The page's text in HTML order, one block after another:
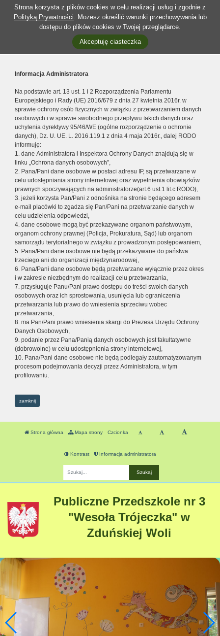
Strona korzysta z plików cookies w celu realizacji usług i zgodnie z
Polityką Prywatności. Możesz określić warunki przechowywania lub
dostępu do plików cookies w Twojej przeglądarce.
Akceptuję ciasteczka
Informacja Administratora
Na podstawie art. 13 ust. 1 i 2 Rozporządzenia Parlamentu
Europejskiego i Rady (UE) 2016/679 z dnia 27 kwietnia 2016r. w
sprawie ochrony osób fizycznych w związku z przetwarzaniem danych
osobowych i w sprawie swobodnego przepływu takich danych oraz
uchylenia dyrektywy 95/46/WE (ogólne rozporządzenie o ochronie
danych), Dz. U. UE. L. 2016.119.1 z dnia 4 maja 2016r., dalej RODO
informuję:
1. dane Administratora i Inspektora Ochrony Danych znajdują się w
linku „Ochrona danych osobowych”,
2. Pana/Pani dane osobowe w postaci adresu IP, są przetwarzane w
celu udostępniania strony internetowej oraz wypełnienia obowiązków
prawnych spoczywających na administratorze(art.6 ust.1 lit.c RODO),
3. jeżeli korzysta Pan/Pani z odnośnika na stronie będącego adresem
e-mail placówki to zgadza się Pan/Pani na przetwarzanie danych w
celu udzielenia odpowiedzi,
4. dane osobowe mogą być przekazywane organom państwowym,
organom ochrony prawnej (Policja, Prokuratura, Sąd) lub organom
samorządu terytorialnego w związku z prowadzonym postępowaniem,
5. Pana/Pani dane osobowe nie będą przekazywane do państwa
trzeciego ani do organizacji międzynarodowej,
6. Pana/Pani dane osobowe będą przetwarzane wyłącznie przez okres
i w zakresie niezbędnym do realizacji celu przetwarzania,
7. przysługuje Panu/Pani prawo dostępu do treści swoich danych
osobowych oraz ich sprostowania, usunięcia lub ograniczenia
przetwarzania lub prawo do wniesienia sprzeciwu wobec
przetwarzania,
8. ma Pan/Pani prawo wniesienia skargi do Prezesa Urzędu Ochrony
Danych Osobowych,
9. podanie przez Pana/Panią danych osobowych jest fakultatywne
(dobrowolne) w celu udostępnienia strony internetowej,
10. Pana/Pani dane osobowe nie będą podlegały zautomatyzowanym
procesom podejmowania decyzji przez Administratora, w tym
profilowaniu.
zamknij
Strona główna Mapa strony Czcionka
Kontrast Informacja administratora
Publiczne Przedszkole nr 3
"Wesoła Trójeczka" w
Zduńskiej Woli